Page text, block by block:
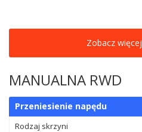
Zobacz więcej
MANUALNA RWD
Przeniesienie napędu
Rodzaj skrzyni